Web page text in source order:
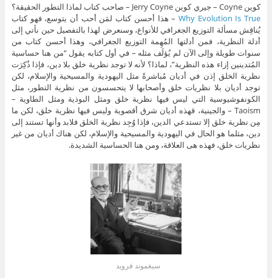
كوين Coyne – جيري كوين Jerry Coyne – صاحب كتاب لماذا التطور الحقيقة؟
Why Evolution Is True – هذا أحسن كتاب لمَن أحب أن يتوسع، فهو كتاب
يُناقِش مسألة التوزيع الجغرافي للأنواع، وسنعرض لهذا بالتفصيل حين نأتي إلى
أدلة النظرية، فمن أدلتها المُهِمة التوزيع الجغرافي، وهذا أحسن كتاب من
سنوات طويلة وإلى الآن لم يُؤلَف مثله – في أول كتابه يقول “من هنا حساسية
المُتدينين إزاء هذه النظرية”، لماذا؟ لأنه لا توجد نظرية خلق بلا دين، فإذا ذُكِرَت
نظرية الخلق إذن في أديان مُباشرةً مثل اليهودية والمسيحية والإسلام، لكن
توجد أديان بلا نظريات خلق وأصحابها لا يتحسسون من نظرية التطور، مثل
الكونفوشيوسية التي ليس فيها نظرية خلق ومثل البوذية ومثل الطاوية –
Taoism – والجينية، قهذه أديان شرق أقصوية وليس فيها نظرية خلق، لكن ما
مِن نظرية خلق إلا تستدعي الدين، فإذا وُجِد نظرية الخلق فلابد وأنها تستند إلى
دين، مثلما هو الحال في اليهودية والمسيحية والإسلام، لكن هناك أديان من غير
نظريات خلق، فهذه هى العلاقة، ومن هنا الحساسية الشديدة.
سيغموند فرويد